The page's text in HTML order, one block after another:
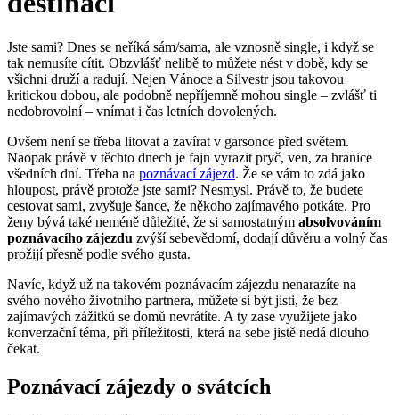
Jste sami? Dnes se neříká sám/sama, ale vznosně single, i když se
tak nemusíte cítit. Obzvlášť nelibě to můžete nést v době, kdy se
všichni druží a radují. Nejen Vánoce a Silvestr jsou takovou
kritickou dobou, ale podobně nepříjemně mohou single – zvlášť ti
nedobrovolní – vnímat i čas letních dovolených.
Ovšem není se třeba litovat a zavírat v garsonce před světem.
Naopak právě v těchto dnech je fajn vyrazit pryč, ven, za hranice
všedních dní. Třeba na poznávací zájezd. Že se vám to zdá jako
hloupost, právě protože jste sami? Nesmysl. Právě to, že budete
cestovat sami, zvyšuje šance, že někoho zajímavého potkáte. Pro
ženy bývá také neméně důležité, že si samostatným absolvováním
poznávacího zájezdu zvýší sebevědomí, dodají důvěru a volný čas
prožijí přesně podle svého gusta.
Navíc, když už na takovém poznávacím zájezdu nenarazíte na
svého nového životního partnera, můžete si být jisti, že bez
zajímavých zážitků se domů nevrátíte. A ty zase využijete jako
konverzační téma, při příležitosti, která na sebe jistě nedá dlouho
čekat.
Poznávací zájezdy o svátcích